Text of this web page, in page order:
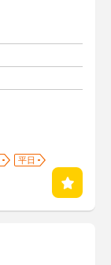
平日